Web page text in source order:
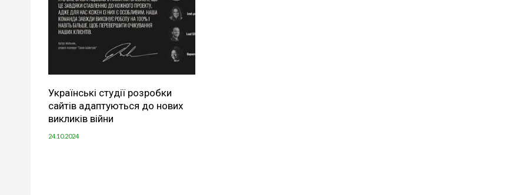
Українські студії розробки
сайтів адаптуються до нових
викликів війни
24.10.2024